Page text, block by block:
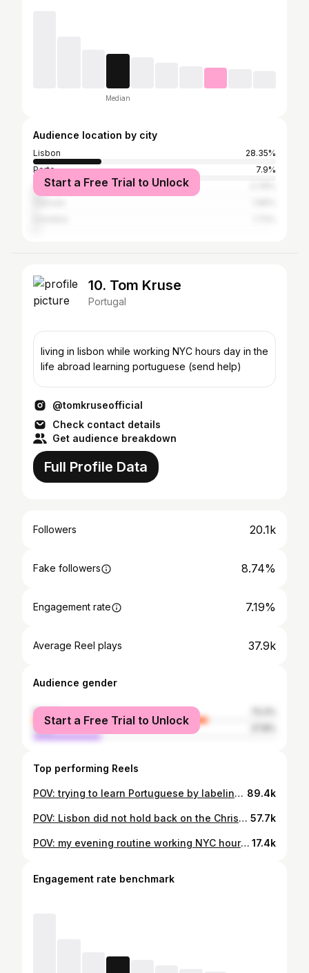
Median
Audience location by city
Lisbon
28.35%
Porto
7.9%
Vila Franca de Xira
Start a Free Trial to Unlock
10. Tom Kruse
Portugal
living in lisbon while working NYC hours day in the
life abroad learning portuguese (send help)
@tomkruseofficial
Check contact details
Get audience breakdown
Full Profile Data
Followers 20.1k
Fake followers 8.74%
Engagement rate 7.19%
Average Reel plays 37.9k
Audience gender
female
male
Start a Free Trial to Unlock
Top performing Reels
POV: trying to learn Portuguese by labeling everything in my apartment. The pronunciation is definitely the hardest part about it #dayinthelife #vlog #lisbon #dayinmylife 89.4k
POV: Lisbon did not hold back on the Christmas decoration this year #dayinthelife #vlog #lisbon #dayinmylife 57.7k
POV: my evening routine working NYC hours in Lisbon #dayinthelife #vlog #lisbon #dayinmylife 17.4k
Engagement rate benchmark